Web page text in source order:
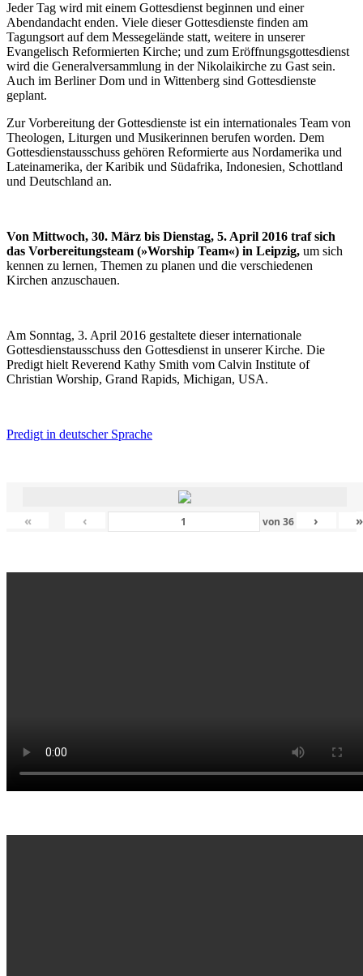
Jeder Tag wird mit einem Gottesdienst beginnen und einer
Abendandacht enden. Viele dieser Gottesdienste finden am
Tagungsort auf dem Messegelände statt, weitere in unserer
Evangelisch Reformierten Kirche; und zum Eröffnungsgottesdienst
wird die Generalversammlung in der Nikolaikirche zu Gast sein.
Auch im Berliner Dom und in Wittenberg sind Gottesdienste
geplant.
Zur Vorbereitung der Gottesdienste ist ein internationales Team von
Theologen, Liturgen und Musikerinnen berufen worden. Dem
Gottesdienstausschuss gehören Reformierte aus Nordamerika und
Lateinamerika, der Karibik und Südafrika, Indonesien, Schottland
und Deutschland an.
Von Mittwoch, 30. März bis Dienstag, 5. April 2016 traf sich
das Vorbereitungsteam (»Worship Team«) in Leipzig, um sich
kennen zu lernen, Themen zu planen und die verschiedenen
Kirchen anzuschauen.
Am Sonntag, 3. April 2016 gestaltete dieser internationale
Gottesdienstausschuss den Gottesdienst in unserer Kirche. Die
Predigt hielt Reverend Kathy Smith vom Calvin Institute of
Christian Worship, Grand Rapids, Michigan, USA.
Predigt in deutscher Sprache
« ‹ von 36 › »